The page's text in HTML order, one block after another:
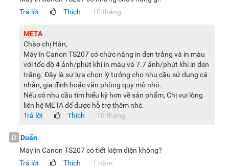
Trả lời
Thích 10 tháng
META
Chào chị Hân,
Máy in Canon TS207 có chức năng in đen trắng và in màu
với tốc độ 4 ảnh/phút khi in màu và 7.7 ảnh/phút khi in đen
trắng. Đây là sự lựa chọn lý tưởng cho nhu cầu sử dụng cá
nhân, gia đình hoặc văn phòng quy mô nhỏ.
Nếu có nhu cầu tìm hiểu kỹ hơn về sản phẩm, Chị vui lòng
liên hệ META để được hỗ trợ thêm nhé.
Trả lời
Thích 10 tháng
D Duẩn
Máy in Canon TS207 có tiết kiệm điện không?
Trả lời
Thích 1 năm